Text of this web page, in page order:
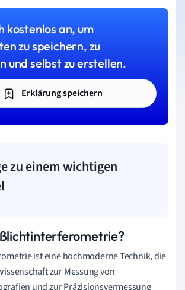
kostenlos an, um
zu speichern, zu
und selbst zu erstellen.
Erklärung speichern
zu einem wichtigen
ist eine hochmoderne Technik, die
zur Messung von
und zur Präzisionsvermessung